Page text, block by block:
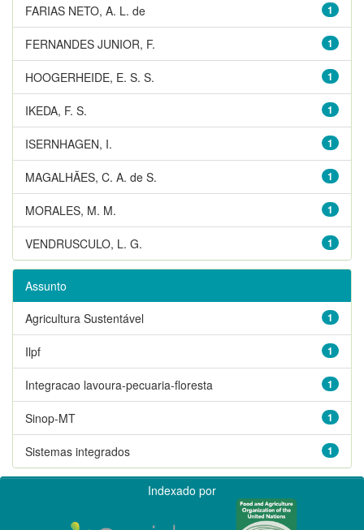
1
FARIAS NETO, A. L. de
1
FERNANDES JUNIOR, F.
1
HOOGERHEIDE, E. S. S.
1
IKEDA, F. S.
1
ISERNHAGEN, I.
1
MAGALHÃES, C. A. de S.
1
MORALES, M. M.
1
VENDRUSCULO, L. G.
Assunto
1
Agricultura Sustentável
1
Ilpf
1
Integracao lavoura-pecuaria-floresta
1
Sinop-MT
1
Sistemas integrados
Indexado por